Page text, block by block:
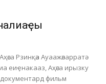
Рзинқәа Ауаажәларратә
еиҿнакааз, Аҳәса ирызку
фильм